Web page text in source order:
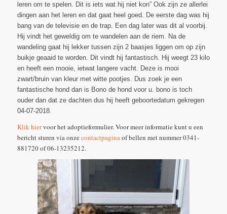
leren om te spelen. Dit is iets wat hij niet kon” Ook zijn ze allerlei
dingen aan het leren en dat gaat heel goed. De eerste dag was hij
bang van de televisie en de trap. Een dag later was dit al voorbij.
Hij vindt het geweldig om te wandelen aan de riem. Na de
wandeling gaat hij lekker tussen zijn 2 baasjes liggen om op zijn
buikje geaaid te worden. Dit vindt hij fantastisch. Hij weegt 23 kilo
en heeft een mooie, ietwat langere vacht. Deze is mooi
zwart/bruin van kleur met witte pootjes. Dus zoek je een
fantastische hond dan is Bono de hond voor u. bono is toch
ouder dan dat ze dachten dus hij heeft geboortedatum gekregen
04-07-2018.
Klik hiervoor het adoptieformulier. Voor meer informatie kunt u een
bericht sturen via onzecontactpaginaof bellen met nummer 0341-
881720 of 06-13235212.